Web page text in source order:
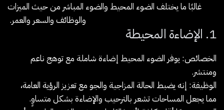
غالبًا ما يختلف الضوء المحيط والضوء المباشر من حيث الميزات
والوظائف والسعر والعمر.
1. الإضاءة المحيطة
الخصائص: يوفر الضوء المحيط إضاءة شاملة مع توهج ناعم
ومنتشر.
الوظيفة: إنه يضبط الحالة المزاجية والجو مع تعزيز الرؤية العامة،
مما يجعل المساحات تشعر بالترحيب والإضاءة بشكل متساوٍ.